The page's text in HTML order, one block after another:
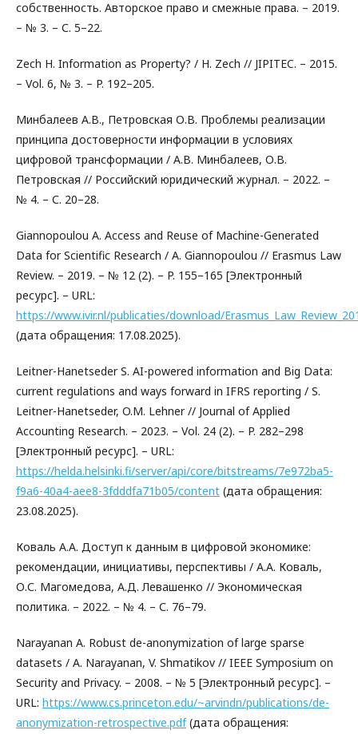
собственность. Авторское право и смежные права. – 2019.
– № 3. – С. 5–22.
Zech H. Information as Property? / H. Zech // JIPITEC. – 2015.
– Vol. 6, № 3. – P. 192–205.
Минбалеев А.В., Петровская О.В. Проблемы реализации
принципа достоверности информации в условиях
цифровой трансформации / А.В. Минбалеев, О.В.
Петровская // Российский юридический журнал. – 2022. –
№ 4. – С. 20–28.
Giannopoulou A. Access and Reuse of Machine-Generated
Data for Scientific Research / A. Giannopoulou // Erasmus Law
Review. – 2019. – № 12 (2). – P. 155–165 [Электронный
ресурс]. – URL:
https://www.ivir.nl/publicaties/download/
(дата обращения: 17.08.2025).
Leitner-Hanetseder S. AI-powered information and Big Data:
current regulations and ways forward in IFRS reporting / S.
Leitner-Hanetseder, O.M. Lehner // Journal of Applied
Accounting Research. – 2023. – Vol. 24 (2). – P. 282–298
[Электронный ресурс]. – URL:
https://helda.helsinki.fi/server/api/core/bitstreams/7e972ba5-
f9a6-40a4-aee8-3fdddfa71b05/content (дата обращения:
23.08.2025).
Коваль А.А. Доступ к данным в цифровой экономике:
рекомендации, инициативы, перспективы / А.А. Коваль,
О.С. Магомедова, А.Д. Левашенко // Экономическая
политика. – 2022. – № 4. – С. 76–79.
Narayanan A. Robust de-anonymization of large sparse
datasets / A. Narayanan, V. Shmatikov // IEEE Symposium on
Security and Privacy. – 2008. – № 5 [Электронный ресурс]. –
URL: https://www.cs.princeton.edu/~arvindn/publications/de-
anonymization-retrospective.pdf(дата обращения: